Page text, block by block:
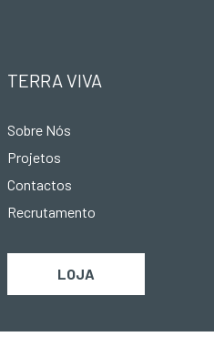
TERRA VIVA
Sobre Nós
Projetos
Contactos
Recrutamento
LOJA